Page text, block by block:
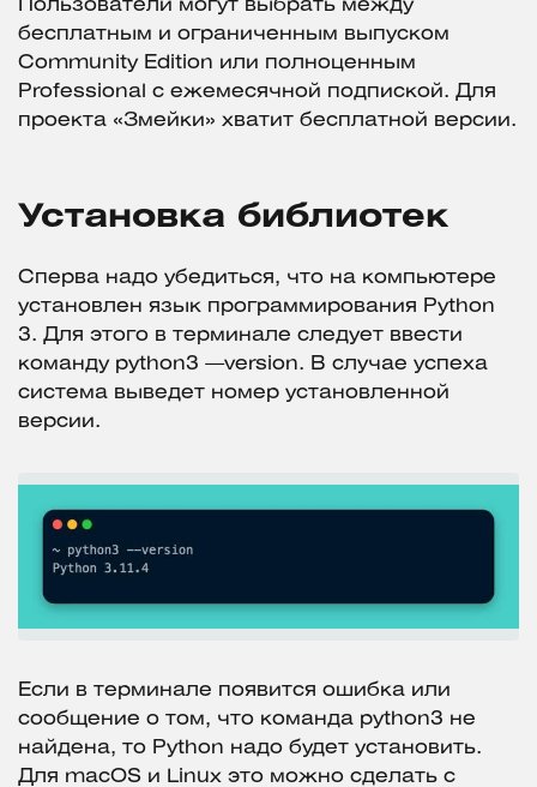
Пользователи могут выбрать между
бесплатным и ограниченным выпуском
Community Edition или полноценным
Professional с ежемесячной подпиской. Для
проекта «Змейки» хватит бесплатной версии.
Установка библиотек
Сперва надо убедиться, что на компьютере
установлен язык программирования Python
3. Для этого в терминале следует ввести
команду python3 —version. В случае успеха
система выведет номер установленной
версии.
Если в терминале появится ошибка или
сообщение о том, что команда python3 не
найдена, то Python надо будет установить.
Для macOS и Linux это можно сделать с